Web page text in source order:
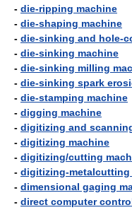
- die-ripping machine
- die-shaping machine
- die-sinking and hole-
- die-sinking machine
- die-sinking milling
- die-sinking spark
- die-stamping machine
- digging machine
- digitizing and
- digitizing machine
- digitizing/cutting
- digitizing-metalcutting
- dimensional gaging
- direct computer